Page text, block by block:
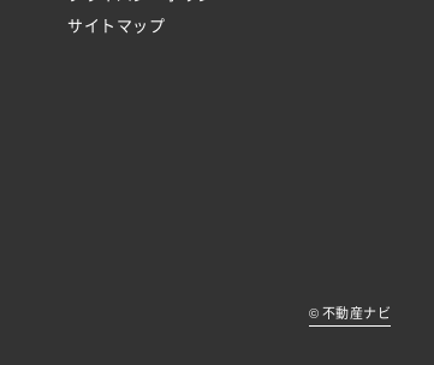
サイトマップ
©不動産ナビ